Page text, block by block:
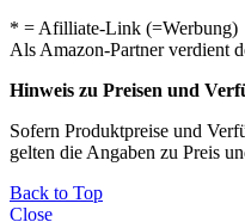
* = Afilliate-Link (=Werbung)
Als Amazon-Partner verdient
Hinweis zu Preisen und
Sofern Produktpreise und
gelten die Angaben zu Preis
Back to Top
Close